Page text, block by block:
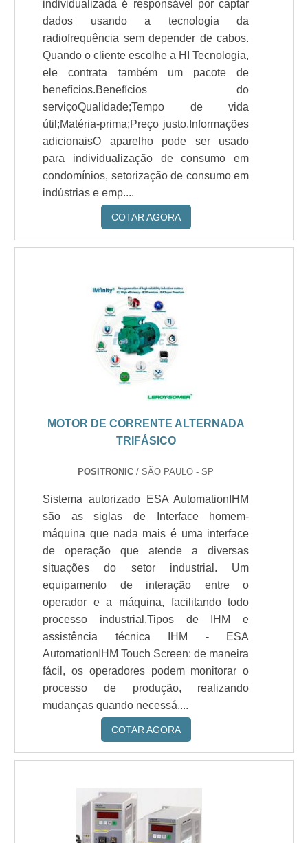
individualizada é responsável por captar
dados usando a tecnologia da
radiofrequência sem depender de cabos.
Quando o cliente escolhe a HI Tecnologia,
ele contrata também um pacote de
benefícios.Benefícios do
serviçoQualidade;Tempo de vida
útil;Matéria-prima;Preço justo.Informações
adicionaisO aparelho pode ser usado
para individualização de consumo em
condomínios, setorização de consumo em
indústrias e emp....
COTAR AGORA
MOTOR DE CORRENTE ALTERNADA
TRIFÁSICO
POSITRONIC / SÃO PAULO - SP
Sistema autorizado ESA AutomationIHM
são as siglas de Interface homem-
máquina que nada mais é uma interface
de operação que atende a diversas
situações do setor industrial. Um
equipamento de interação entre o
operador e a máquina, facilitando todo
processo industrial.Tipos de IHM e
assistência técnica IHM - ESA
AutomationIHM Touch Screen: de maneira
fácil, os operadores podem monitorar o
processo de produção, realizando
mudanças quando necessá....
COTAR AGORA